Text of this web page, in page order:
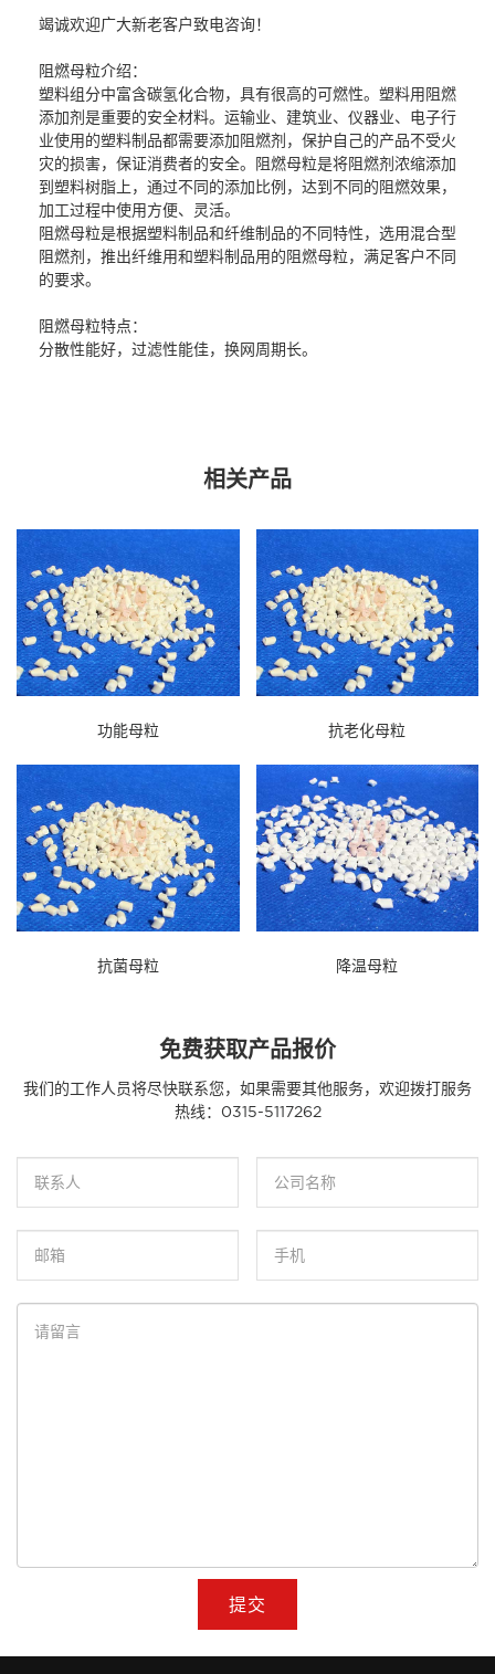
竭诚欢迎广大新老客户致电咨询！
阻燃母粒介绍：
塑料组分中富含碳氢化合物，具有很高的可燃性。塑料用阻燃
添加剂是重要的安全材料。运输业、建筑业、仪器业、电子行
业使用的塑料制品都需要添加阻燃剂，保护自己的产品不受火
灾的损害，保证消费者的安全。阻燃母粒是将阻燃剂浓缩添加
到塑料树脂上，通过不同的添加比例，达到不同的阻燃效果，
加工过程中使用方便、灵活。
阻燃母粒是根据塑料制品和纤维制品的不同特性，选用混合型
阻燃剂，推出纤维用和塑料制品用的阻燃母粒，满足客户不同
的要求。
阻燃母粒特点：
分散性能好，过滤性能佳，换网周期长。
相关产品
功能母粒 抗老化母粒
抗菌母粒 降温母粒
免费获取产品报价
我们的工作人员将尽快联系您，如果需要其他服务，欢迎拨打服务
热线： 0315-5117262
提交